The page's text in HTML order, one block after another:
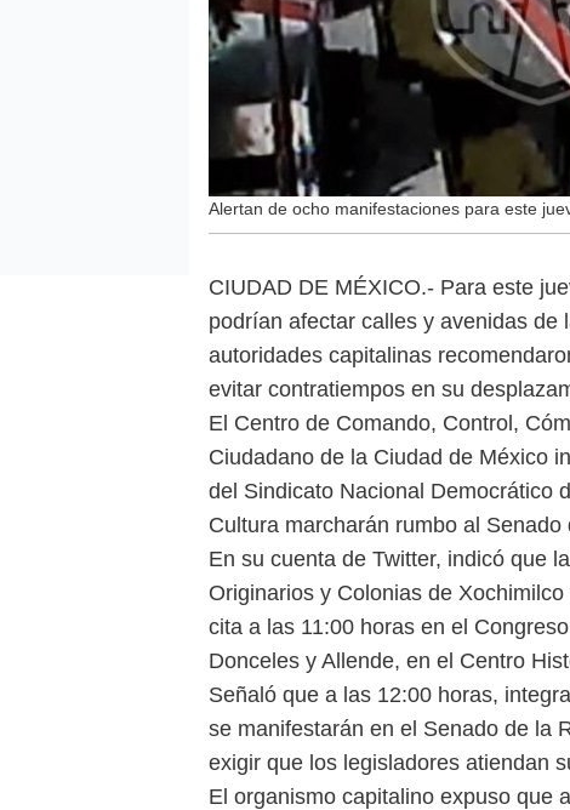
Alertan de ocho manifestaciones para este
CIUDAD DE MÉXICO.- Para este
podrían afectar calles y avenidas
autoridades capitalinas
evitar contratiempos en su
El Centro de Comando, Control,
Ciudadano de la Ciudad de México
del Sindicato Nacional Democrático
Cultura marcharán rumbo al
En su cuenta de Twitter, indicó que
Originarios y Colonias de
cita a las 11:00 horas en el
Donceles y Allende, en el Centro
Señaló que a las 12:00 horas,
se manifestarán en el Senado de la
exigir que los legisladores atiendan
El organismo capitalino expuso que